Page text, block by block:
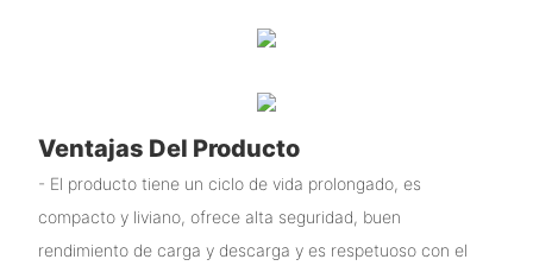
Ventajas Del Producto
- El producto tiene un ciclo de vida prolongado, es
compacto y liviano, ofrece alta seguridad, buen
rendimiento de carga y descarga y es respetuoso con el